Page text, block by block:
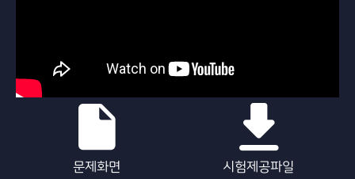
문제화면 시험제공파일